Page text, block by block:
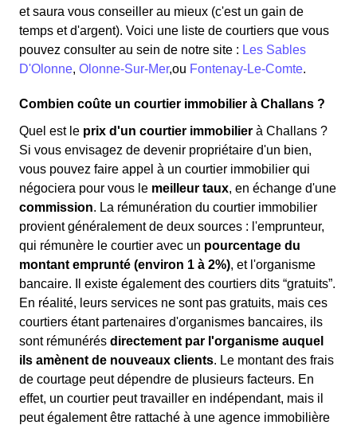
et saura vous conseiller au mieux (c'est un gain de
temps et d'argent). Voici une liste de courtiers que vous
pouvez consulter au sein de notre site : Les Sables
D'Olonne, Olonne-Sur-Mer,ou Fontenay-Le-Comte.
Combien coûte un courtier immobilier à Challans ?
Quel est le prix d'un courtier immobilier à Challans ?
Si vous envisagez de devenir propriétaire d'un bien,
vous pouvez faire appel à un courtier immobilier qui
négociera pour vous le meilleur taux, en échange d'une
commission. La rémunération du courtier immobilier
provient généralement de deux sources : l'emprunteur,
qui rémunère le courtier avec un pourcentage du
montant emprunté (environ 1 à 2%), et l'organisme
bancaire. Il existe également des courtiers dits “gratuits”.
En réalité, leurs services ne sont pas gratuits, mais ces
courtiers étant partenaires d'organismes bancaires, ils
sont rémunérés directement par l'organisme auquel
ils amènent de nouveaux clients. Le montant des frais
de courtage peut dépendre de plusieurs facteurs. En
effet, un courtier peut travailler en indépendant, mais il
peut également être rattaché à une agence immobilière